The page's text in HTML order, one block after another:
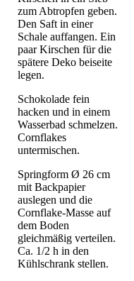
zum Abtropfen geben.
Den Saft in einer
Schale auffangen. Ein
paar Kirschen für die
spätere Deko beiseite
legen.
Schokolade fein
hacken und in einem
Wasserbad schmelzen.
Cornflakes
untermischen.
Springform Ø 26 cm
mit Backpapier
auslegen und die
Cornflake-Masse auf
dem Boden
gleichmäßig verteilen.
Ca. 1/2 h in den
Kühlschrank stellen.